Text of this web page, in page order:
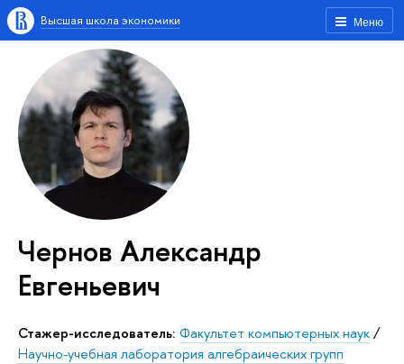
Меню
Высшая школа экономики
Чернов Александр
Евгеньевич
Стажер-исследователь: Факультет компьютерных наук/
Научно-учебная лаборатория алгебраических групп